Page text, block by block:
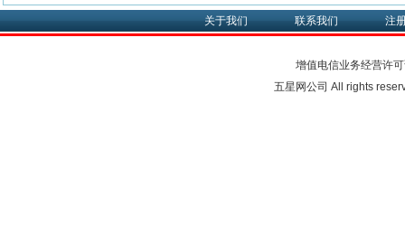
关于我们 联系我们 注
增值电信业务经营许
五星网公司 All rights